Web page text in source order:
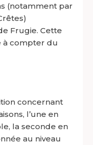
(notamment par
Frugie. Cette
à compter du
concernant
l’une en
la seconde en
au niveau